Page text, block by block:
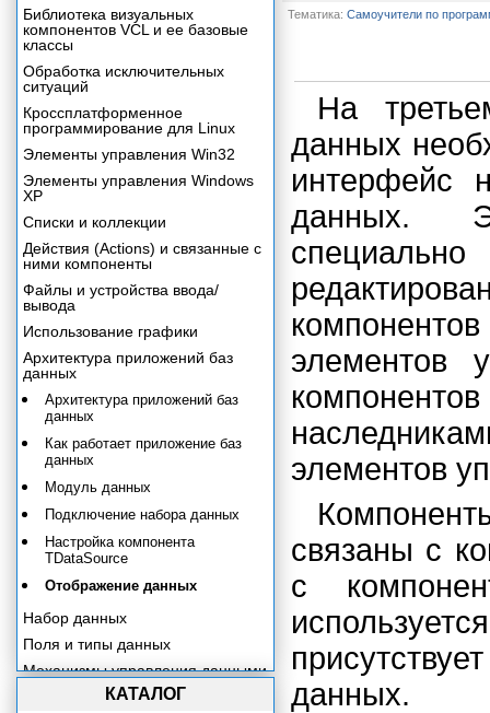
Тематика: Самоучители по
На
данных
интерфейс
данных.
элементов
элементов
связаны с
с
данных.
Библиотека визуальных
компонентов VCL и ее базовые
классы
Обработка исключительных
ситуаций
Кроссплатформенное
программирование для Linux
Элементы управления Win32
Элементы управления Windows
XP
Списки и коллекции
Действия (Actions) и связанные с
ними компоненты
Файлы и устройства ввода/
вывода
Использование графики
Архитектура приложений баз
данных
Архитектура приложений баз
данных
Как работает приложение баз
данных
Модуль данных
Подключение набора данных
Настройка компонента
TDataSource
Отображение данных
Набор данных
Поля и типы данных
Механизмы управления данными
Компоненты отображения
КАТАЛОГ